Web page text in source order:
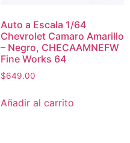
Auto a Escala 1/64
Chevrolet Camaro Amarillo
– Negro, CHECAAMNEFW
Fine Works 64
$649.00
Añadir al carrito